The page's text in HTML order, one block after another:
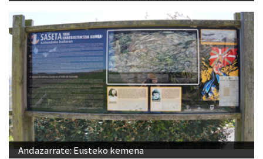
Andazarrate: Eusteko kemena